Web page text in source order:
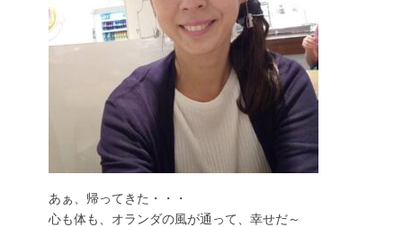
あぁ、帰ってきた・・・
心も体も、オランダの風が通って、幸せだ～